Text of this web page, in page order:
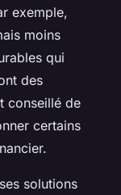
exemple,
moins
qui
des
conseillé de
certains
solutions